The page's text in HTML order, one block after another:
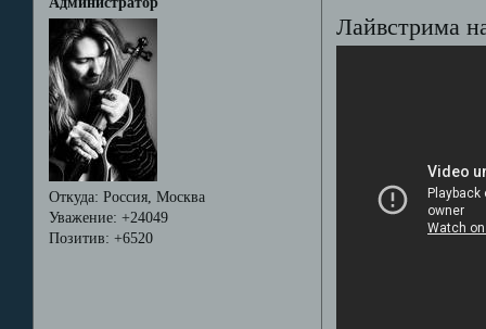
Откуда: Россия, Москва
Уважение: +24049
Позитив: +6520
Лайвстрима